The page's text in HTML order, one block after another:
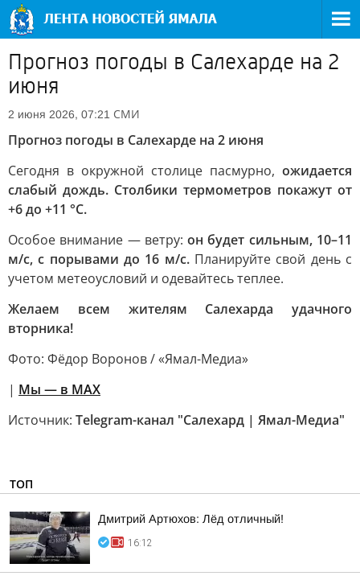
Прогноз погоды в Салехарде на 2
июня
2 июня 2026, 07:21 СМИ
Прогноз погоды в Салехарде на 2 июня
Сегодня в окружной столице пасмурно, ожидается
слабый дождь. Столбики термометров покажут от
+6 до +11 °C.
Особое внимание — ветру:он будет сильным, 10–11
м/с, с порывами до 16 м/с.Планируйте свой день с
учетом метеоусловий и одевайтесь теплее.
Желаем всем жителям Салехарда удачного
вторника!
Фото: Фёдор Воронов / «Ямал-Медиа»
| Мы — в МАХ
Источник: Telegram-канал "Салехард | Ямал-Медиа"
ТОП
Дмитрий Артюхов: Лёд отличный!
16:12